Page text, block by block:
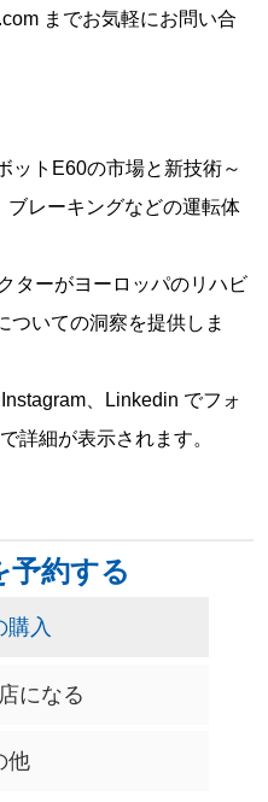
までお気軽にお問い合
ットE60の市場と新技術～
ブレーキングなどの運転体
ターがヨーロッパのリハビ
ついての洞察を提供しま
、Linkedin でフォ
詳細が表示されます。
予約する
購入
になる
他